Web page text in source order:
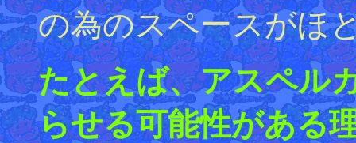
の為のスペースがほ
たとえば、アスペル
らせる可能性がある